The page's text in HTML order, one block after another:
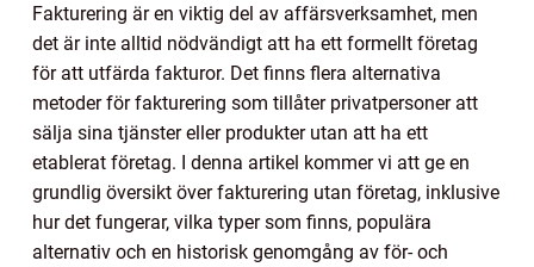
Fakturering är en viktig del av affärsverksamhet, men
det är inte alltid nödvändigt att ha ett formellt företag
för att utfärda fakturor. Det finns flera alternativa
metoder för fakturering som tillåter privatpersoner att
sälja sina tjänster eller produkter utan att ha ett
etablerat företag. I denna artikel kommer vi att ge en
grundlig översikt över fakturering utan företag, inklusive
hur det fungerar, vilka typer som finns, populära
alternativ och en historisk genomgång av för- och